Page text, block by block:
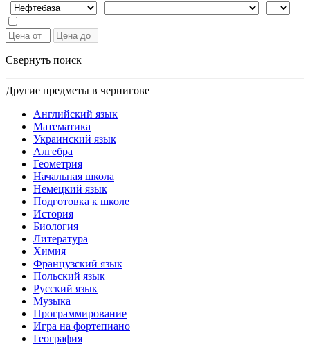
Свернуть поиск
Другие предметы в чернигове
Английский язык
Математика
Украинский язык
Алгебра
Геометрия
Начальная школа
Немецкий язык
Подготовка к школе
История
Биология
Литература
Химия
Французский язык
Польский язык
Русский язык
Музыка
Программирование
Игра на фортепиано
География